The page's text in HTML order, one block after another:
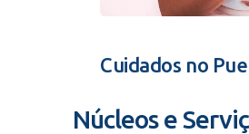
Cuidados no
Núcleos e